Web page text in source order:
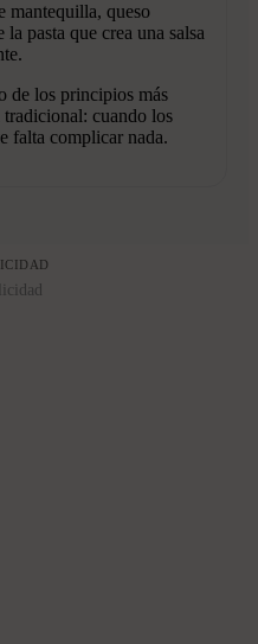
mantequilla, queso
pasta que crea una salsa
de los principios más
cuando los
falta complicar nada.